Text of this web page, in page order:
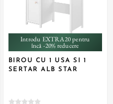
Introdu EXTRA20 pentru
încă -20% reducere
BIROU CU 1 USA SI 1
SERTAR ALB STAR